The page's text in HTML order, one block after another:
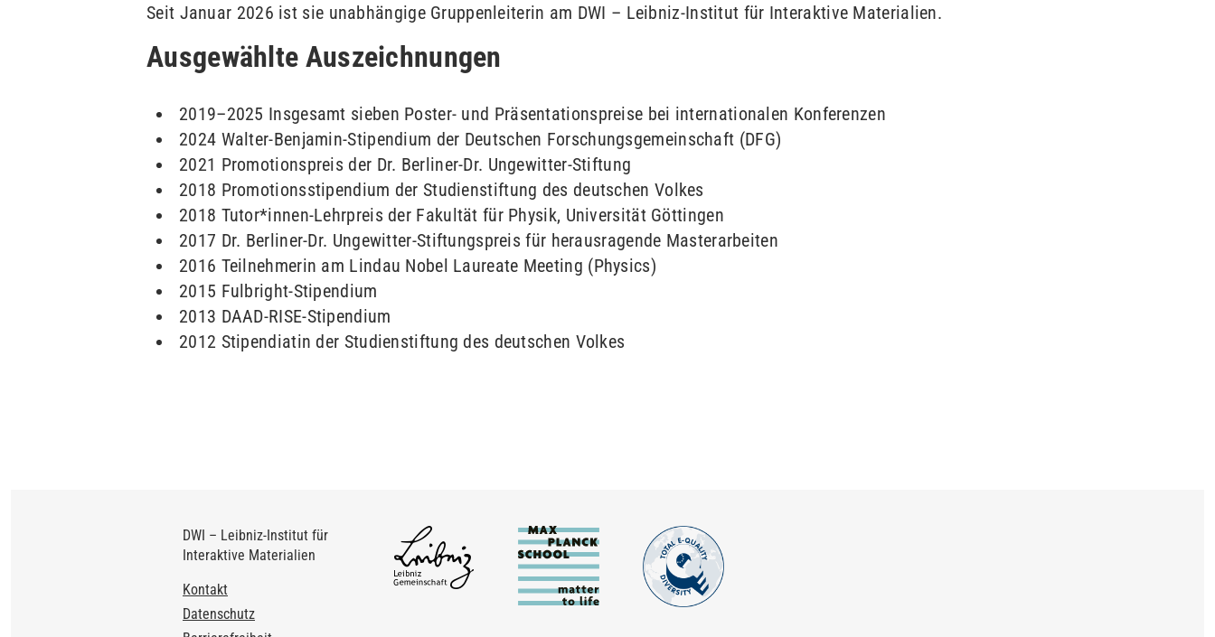
Seit Januar 2026 ist sie unabhängige Gruppenleiterin am DWI – Leibniz-Institut für Interaktive Materialien.
Ausgewählte Auszeichnungen
2019–2025 Insgesamt sieben Poster- und Präsentationspreise bei internationalen Konferenzen
2024 Walter-Benjamin-Stipendium der Deutschen Forschungsgemeinschaft (DFG)
2021 Promotionspreis der Dr. Berliner-Dr. Ungewitter-Stiftung
2018 Promotionsstipendium der Studienstiftung des deutschen Volkes
2018 Tutor*innen-Lehrpreis der Fakultät für Physik, Universität Göttingen
2017 Dr. Berliner-Dr. Ungewitter-Stiftungspreis für herausragende Masterarbeiten
2016 Teilnehmerin am Lindau Nobel Laureate Meeting (Physics)
2015 Fulbright-Stipendium
2013 DAAD-RISE-Stipendium
2012 Stipendiatin der Studienstiftung des deutschen Volkes
DWI – Leibniz-Institut für
Interaktive Materialien
Footer
Kontakt
Datenschutz